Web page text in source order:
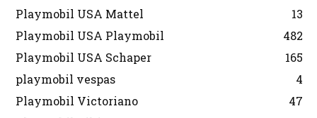
Playmobil USA Mattel
13
Playmobil USA Playmobil
482
Playmobil USA Schaper
165
playmobil vespas
4
Playmobil Victoriano
47